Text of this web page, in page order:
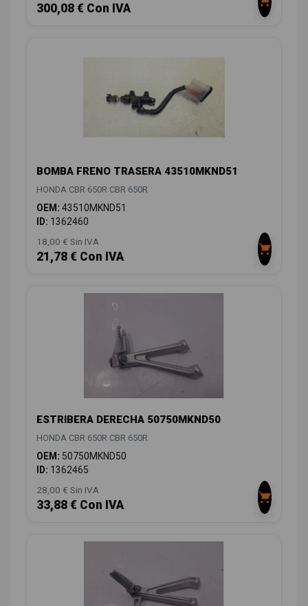
300,08 € Con IVA
BOMBA FRENO TRASERA 43510MKND51
HONDA CBR 650R CBR 650R
OEM: 43510MKND51
ID: 1362460
18,00 € Sin IVA
21,78 € Con IVA
ESTRIBERA DERECHA 50750MKND50
HONDA CBR 650R CBR 650R
OEM: 50750MKND50
ID: 1362465
28,00 € Sin IVA
33,88 € Con IVA